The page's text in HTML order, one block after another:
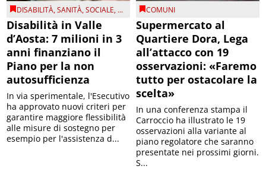
DISABILITÀ,SANITÀ,SOCIALE, ...
Disabilità in Valle
d’Aosta: 7 milioni in 3
anni finanziano il
Piano per la non
autosufficienza
In via sperimentale, l'Esecutivo
ha approvato nuovi criteri per
garantire maggiore flessibilità
alle misure di sostegno per
esempio per l'assistenza d...
COMUNI
Supermercato al
Quartiere Dora, Lega
all’attacco con 19
osservazioni: «Faremo
tutto per ostacolare la
scelta»
In una conferenza stampa il
Carroccio ha illustrato le 19
osservazioni alla variante al
piano regolatore che saranno
presentate nei prossimi giorni.
S...